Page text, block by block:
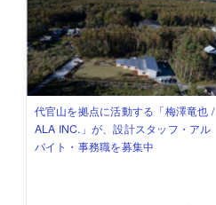
古民家を軸に全国で“価値循環の仕組
み”を作り、リモートワーク主体の働
き方を実践する「株式会社つぎと」
リノベる株式会社が、設計パートナ
ー (業務委託) を募集中
社会への影響力のある建築を手掛
け、スタッフ同士で助け合う環境づ
くりも行う「E.A.S.T.architects」
代官山を拠点に活動する「梅澤竜也 /
ALA INC.」が、設計スタッフ・アル
バイト・事務職を募集中
住宅や共同住宅などを手掛け、“合理
的でシンプルなデザイン”を志向する
「PANDA：山本浩三建築設計事務